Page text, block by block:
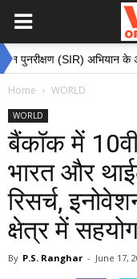
(SIR) अभियान के अंतर्गत
Home WORLD
WORLD
बैंकॉक में 10वीं
भारत और
रिसर्च,
क्षेत्र में
By P.S. Ranghar - June 17,